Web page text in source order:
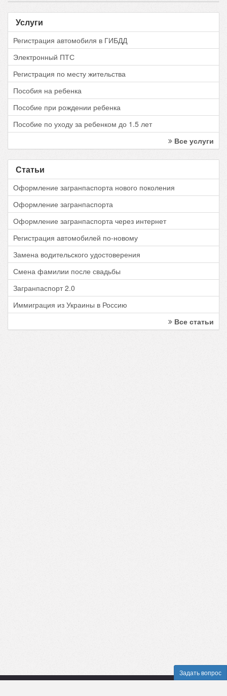
Услуги
Регистрация автомобиля в ГИБДД
Электронный ПТС
Регистрация по месту жительства
Пособия на ребенка
Пособие при рождении ребенка
Пособие по уходу за ребенком до 1.5 лет
Все услуги
Статьи
Оформление загранпаспорта нового поколения
Оформление загранпаспорта
Оформление загранпаспорта через интернет
Регистрация автомобилей по-новому
Замена водительского удостоверения
Смена фамилии после свадьбы
Загранпаспорт 2.0
Иммиграция из Украины в Россию
Все статьи
Задать вопрос